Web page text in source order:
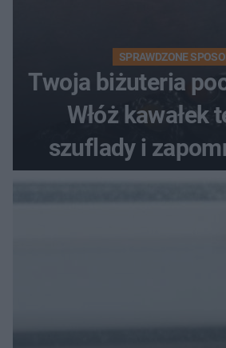
SPRAWDZONE
Twoja biżuteria
Włóż kawałek
szuflady i